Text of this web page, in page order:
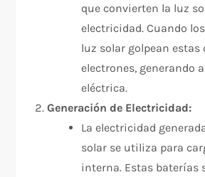
que convierten la luz
electricidad. Cuando
luz solar golpean estas
electrones, generando
eléctrica.
Generación de Electricidad:
La electricidad
solar se utiliza para
interna. Estas baterías